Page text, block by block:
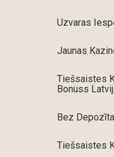
Uzvaras
Jaunas
Tiešsaistes
Bonuss
Bez
Tiešsaistes